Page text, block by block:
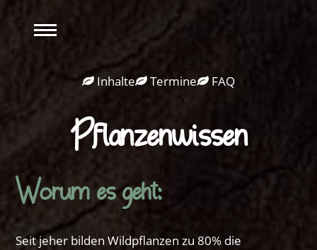
TEAMTRAINING
ÜBER UNS
RESSOURCEN
Inhalte Termine FAQ
Pflanzenwissen
Worum es geht:
Seit jeher bilden Wildpflanzen zu 80% die